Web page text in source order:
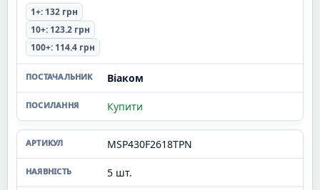
1+: 132 грн
10+: 123.2 грн
100+: 114.4 грн
Віаком
Купити
MSP430F2618TPN
5 шт.